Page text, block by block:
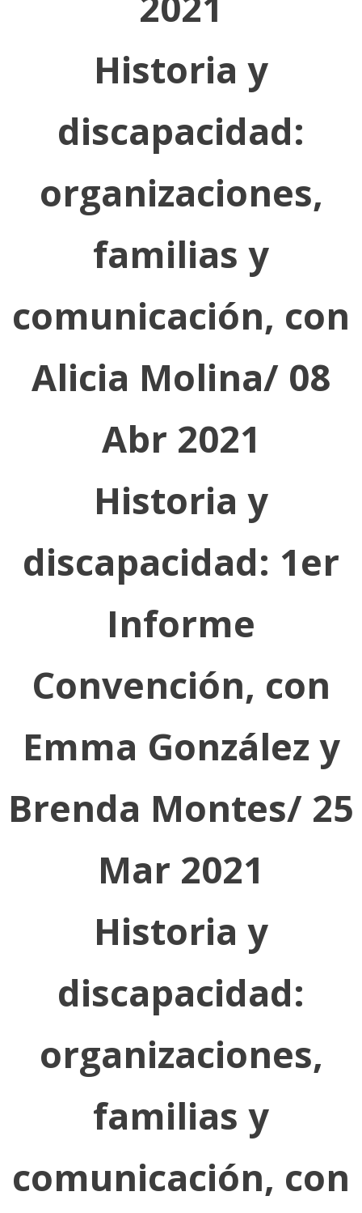
Historia y
discapacidad:
organizaciones,
familias y
comunicación, con
Alicia Molina/ 08
Abr 2021
Historia y
discapacidad: 1er
Informe
Convención, con
Emma González y
Brenda Montes/ 25
Mar 2021
Historia y
discapacidad:
organizaciones,
familias y
comunicación, con